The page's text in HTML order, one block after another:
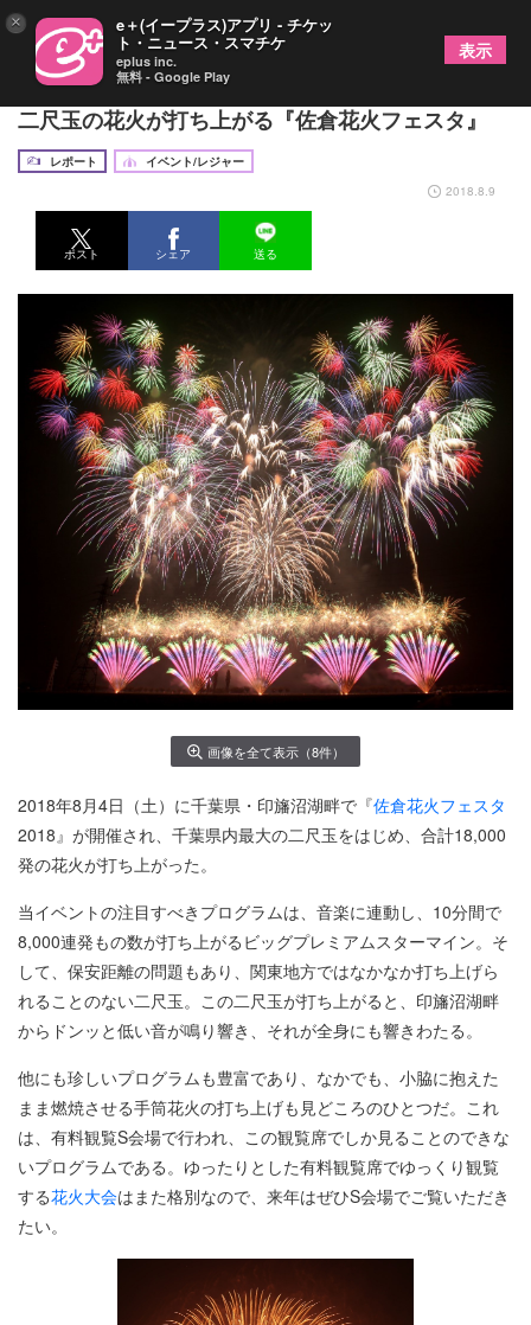
豪華絢爛の花火が千葉の夜空を彩る 関東で珍しい
二尺玉の花火が打ち上がる『佐倉花火フェスタ』
レポート
イベント/レジャー
2018.8.9
ポスト シェア 送る
画像を全て表示（8件）
2018年8月4日（土）に千葉県・印旛沼湖畔で『佐倉花火フェスタ
2018』が開催され、千葉県内最大の二尺玉をはじめ、合計18,000
発の花火が打ち上がった。
当イベントの注目すべきプログラムは、音楽に連動し、10分間で
8,000連発もの数が打ち上がるビッグプレミアムスターマイン。そ
して、保安距離の問題もあり、関東地方ではなかなか打ち上げら
れることのない二尺玉。この二尺玉が打ち上がると、印旛沼湖畔
からドンッと低い音が鳴り響き、それが全身にも響きわたる。
他にも珍しいプログラムも豊富であり、なかでも、小脇に抱えた
まま燃焼させる手筒花火の打ち上げも見どころのひとつだ。これ
は、有料観覧S会場で行われ、この観覧席でしか見ることのできな
いプログラムである。ゆったりとした有料観覧席でゆっくり観覧
する花火大会はまた格別なので、来年はぜひS会場でご覧いただき
たい。
× e＋(イープラス)アプリ - チケッ
ト・ニュース・スマチケ
eplus inc.
無料 - Google Play
表示